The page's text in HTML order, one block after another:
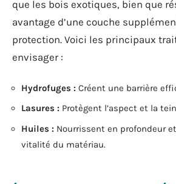
que les bois exotiques, bien que
avantage d’une couche
protection. Voici les principaux
envisager :
Hydrofuges : Créent une barrière
Lasures : Protègent l’aspect et la
Huiles : Nourrissent en profondeur
vitalité du matériau.